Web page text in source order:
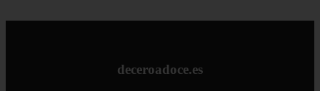
deceroadoce.es